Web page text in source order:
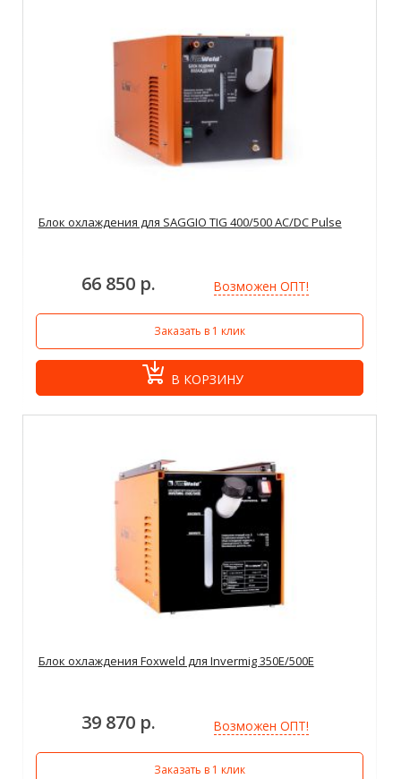
Блок охлаждения для SAGGIO TIG 400/500 AC/DC Pulse
66 850 р. Возможен ОПТ!
Заказать в 1 клик
В КОРЗИНУ
Блок охлаждения Foxweld для Invermig 350E/500E
39 870 р. Возможен ОПТ!
Заказать в 1 клик